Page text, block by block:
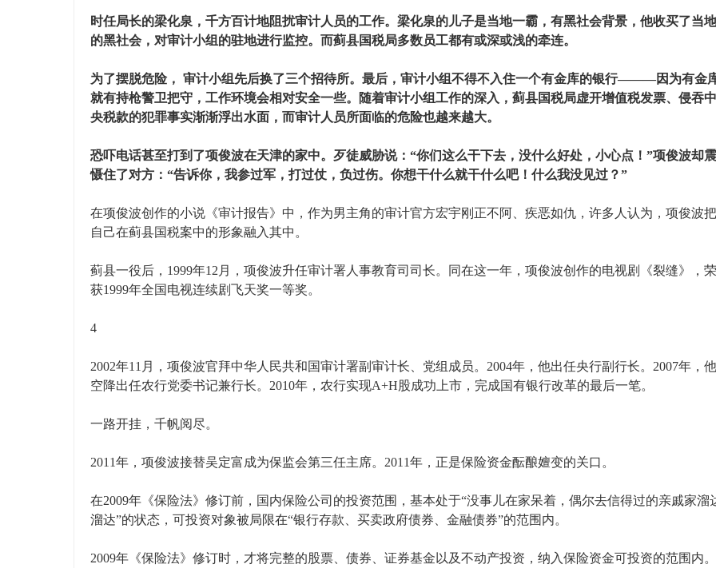
时任局长的梁化泉，千方百计地阻扰审计人员的工作。梁化泉的儿子是当地一霸，有黑社会背景，他收买了当地
的黑社会，对审计小组的驻地进行监控。而蓟县国税局多数员工都有或深或浅的牵连。
为了摆脱危险， 审计小组先后换了三个招待所。最后，审计小组不得不入住一个有金库的银行———因为有金
就有持枪警卫把守，工作环境会相对安全一些。随着审计小组工作的深入，蓟县国税局虚开增值税发票、侵吞中
央税款的犯罪事实渐渐浮出水面，而审计人员所面临的危险也越来越大。
恐吓电话甚至打到了项俊波在天津的家中。歹徒威胁说：“你们这么干下去，没什么好处，小心点！”项俊波却震
慑住了对方：“告诉你，我参过军，打过仗，负过伤。你想干什么就干什么吧！什么我没见过？”
在项俊波创作的小说《审计报告》中，作为男主角的审计官方宏宇刚正不阿、疾恶如仇，许多人认为，项俊波把
自己在蓟县国税案中的形象融入其中。
蓟县一役后，1999年12月，项俊波升任审计署人事教育司司长。同在这一年，项俊波创作的电视剧《裂缝》，荣
获1999年全国电视连续剧飞天奖一等奖。
4
2002年11月，项俊波官拜中华人民共和国审计署副审计长、党组成员。2004年，他出任央行副行长。2007年，他
空降出任农行党委书记兼行长。2010年，农行实现A+H股成功上市，完成国有银行改革的最后一笔。
一路开挂，千帆阅尽。
2011年，项俊波接替吴定富成为保监会第三任主席。2011年，正是保险资金酝酿嬗变的关口。
在2009年《保险法》修订前，国内保险公司的投资范围，基本处于“没事儿在家呆着，偶尔去信得过的亲戚家溜
溜达”的状态，可投资对象被局限在“银行存款、买卖政府债券、金融债券”的范围内。
2009年《保险法》修订时，才将完整的股票、债券、证券基金以及不动产投资，纳入保险资金可投资的范围内。